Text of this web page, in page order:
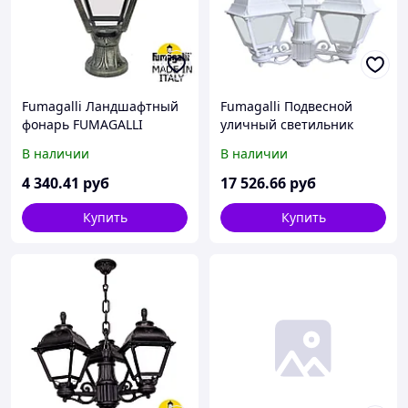
Fumagalli Ландшафтный
фонарь FUMAGALLI
U23.110.000.BXF1R
В наличии
4 340.41 руб
Купить
Fumagalli Подвесной
уличный светильник
SICHEM/CEFA 3L
U23.120.S30.WYF1R
В наличии
17 526.66 руб
Купить